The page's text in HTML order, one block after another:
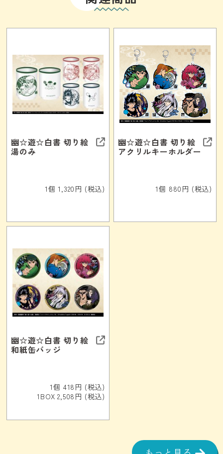
幽☆遊☆白書 切り絵
湯のみ
1個 1,320円 (税込)
幽☆遊☆白書 切り絵
アクリルキーホルダー
1個 880円 (税込)
幽☆遊☆白書 切り絵
和紙缶バッジ
1個 418円 (税込)
1BOX 2,508円 (税込)